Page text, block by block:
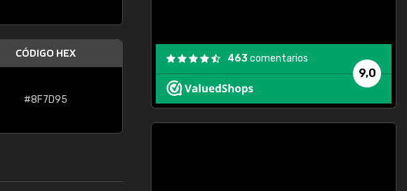
CÓDIGO HEX
#8F7D95
9,0
463comentarios